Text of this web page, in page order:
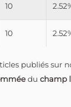
10
10
publiés sur
du champ